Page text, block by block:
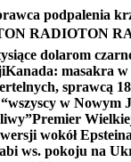
podpalenia
RADIOTON
dolarom
Kanada: masakra
sprawcą
w Nowym
Premier
wokół Epsteina
ws. pokoju na